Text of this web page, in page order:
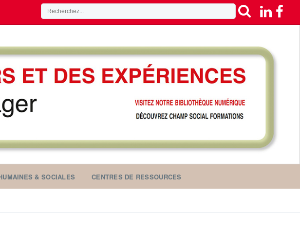
& SOCIALES CENTRES DE RESSOURCES